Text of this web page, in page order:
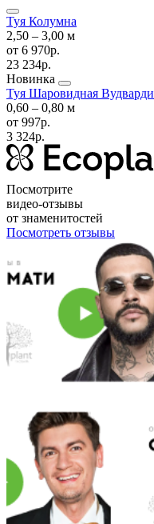
Туя Колумна
2,50 ‒ 3,00 м
от 6 970р.
23 234р.
Новинка
Туя Шаровидная Вудварди
0,60 ‒ 0,80 м
от 997р.
3 324р.
Посмотрите
видео-отзывы
от знаменитостей
Посмотреть отзывы